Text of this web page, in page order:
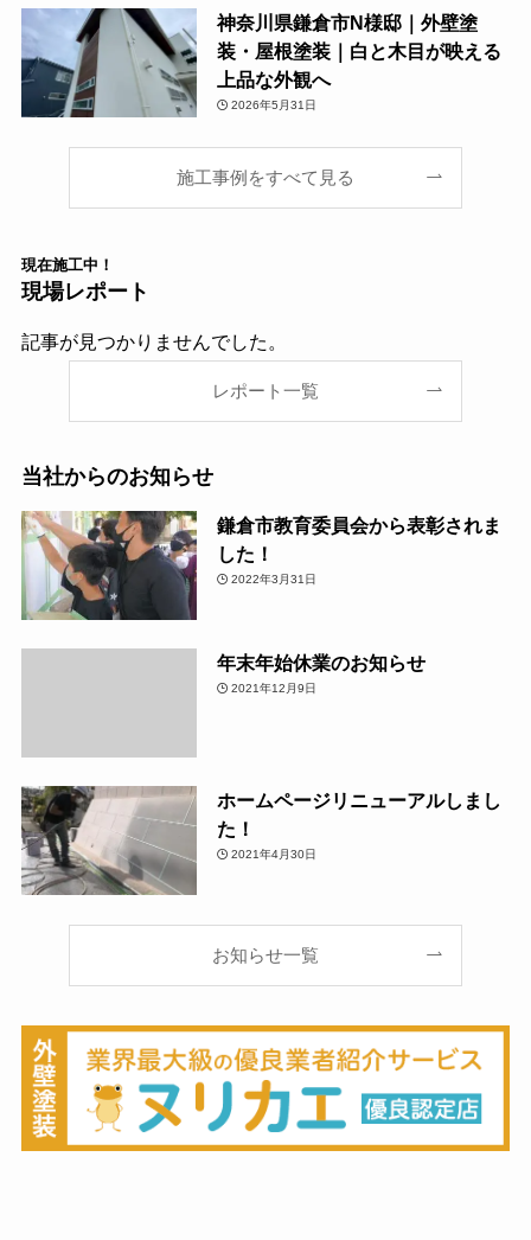
神奈川県鎌倉市N様邸｜外壁塗
装・屋根塗装｜白と木目が映える
上品な外観へ
2026年5月31日
施工事例をすべて見る
現在施工中！
現場レポート
記事が見つかりませんでした。
レポート一覧
当社からのお知らせ
鎌倉市教育委員会から表彰されま
した！
2022年3月31日
年末年始休業のお知らせ
2021年12月9日
ホームページリニューアルしまし
た！
2021年4月30日
お知らせ一覧